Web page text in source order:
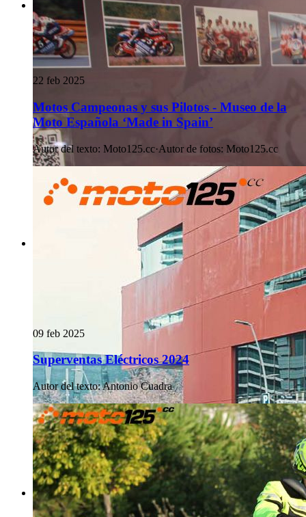
22 feb 2025
Motos Campeonas y sus Pilotos - Museo de la
Moto Española ‘Made in Spain’
Autor del texto: Moto125.cc·Autor de fotos: Moto125.cc
09 feb 2025
Superventas Eléctricos 2024
Autor del texto:Antonio Cuadra